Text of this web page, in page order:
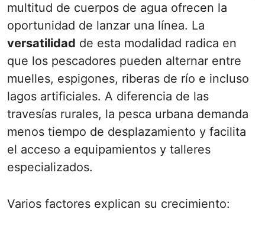
multitud de cuerpos de agua ofrecen la
oportunidad de lanzar una línea. La
versatilidad de esta modalidad radica en
que los pescadores pueden alternar entre
muelles, espigones, riberas de río e incluso
lagos artificiales. A diferencia de las
travesías rurales, la pesca urbana demanda
menos tiempo de desplazamiento y facilita
el acceso a equipamientos y talleres
especializados.
Varios factores explican su crecimiento: